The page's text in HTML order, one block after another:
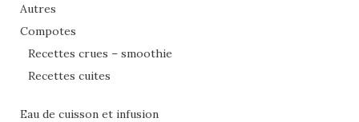
Autres
Compotes
Recettes crues – smoothie
Recettes cuites
Eau de cuisson et infusion